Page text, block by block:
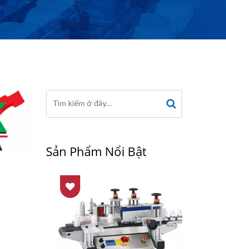
Sản Phẩm Nổi Bật